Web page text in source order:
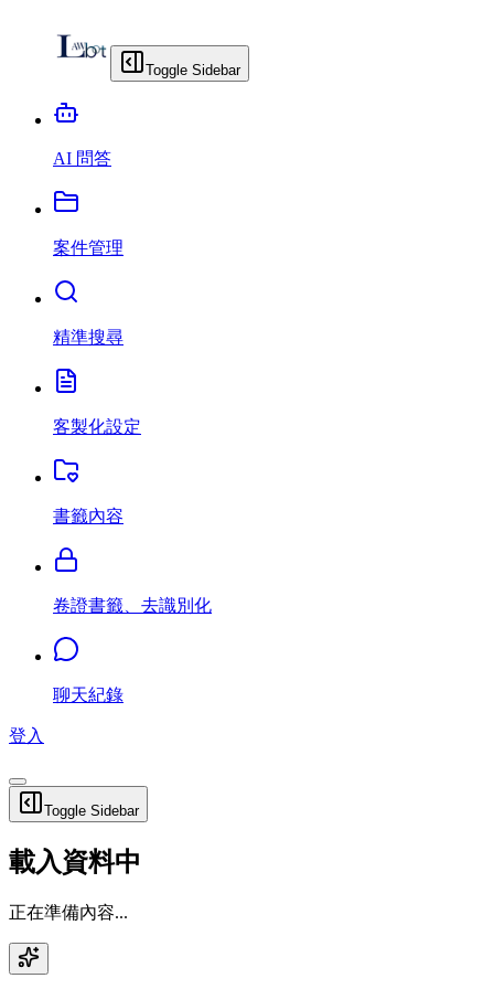
Toggle Sidebar
AI 問答
案件管理
精準搜尋
客製化設定
書籤內容
卷證書籤、去識別化
聊天紀錄
登入
Toggle Sidebar
載入資料中
正在準備內容...